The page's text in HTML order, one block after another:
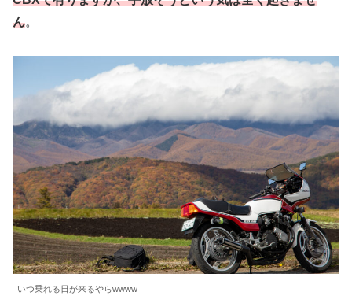
ん。
いつ乗れる日が来るやらwwww